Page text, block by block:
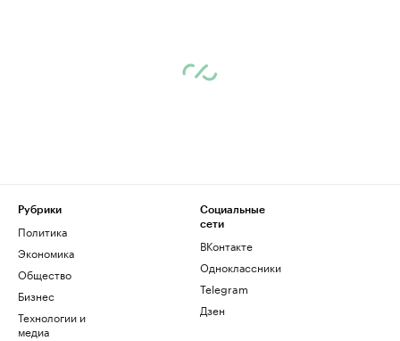
Рубрики
Политика
Экономика
Общество
Бизнес
Технологии и
медиа
Социальные
сети
ВКонтакте
Одноклассники
Telegram
Дзен